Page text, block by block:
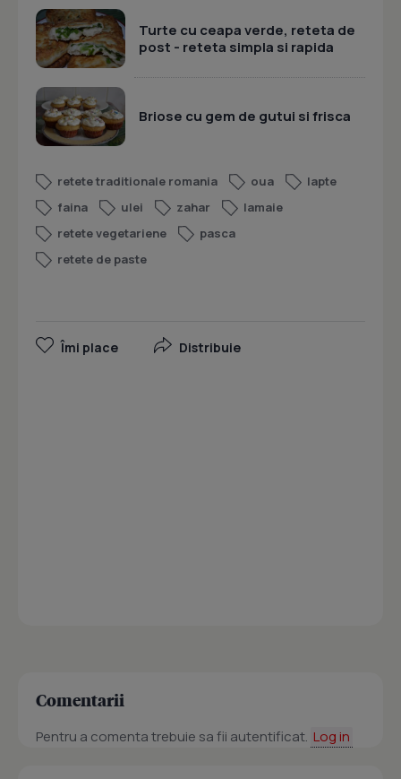
Turte cu ceapa verde, reteta de
post - reteta simpla si rapida
Briose cu gem de gutui si frisca
retete traditionale romania oua
lapte
faina
ulei zahar
lamaie
retete vegetariene
pasca
retete de paste
Îmi place Distribuie
Comentarii
Pentru a comenta trebuie sa fii autentificat. Log in